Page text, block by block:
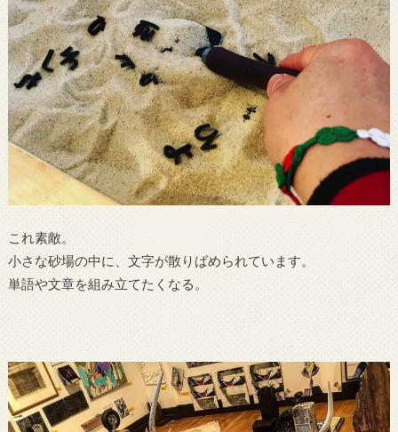
これ素敵。
小さな砂場の中に、文字が散りばめられています。
単語や文章を組み立てたくなる。